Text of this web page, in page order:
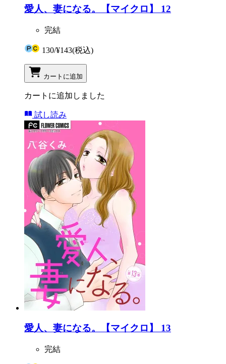
愛人、妻になる。【マイクロ】 12
完結
130/¥143(税込)
カートに追加
カートに追加しました
試し読み
愛人、妻になる。【マイクロ】 13
完結